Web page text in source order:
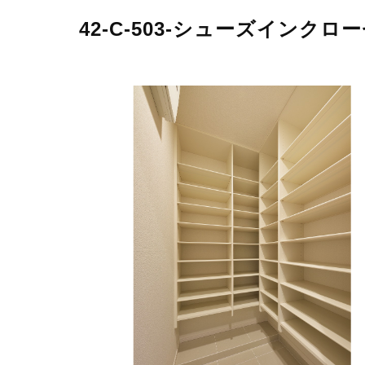
42-C-503-シューズインクロ